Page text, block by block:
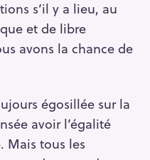
s’il y a lieu, au
et de libre
avons la chance de
égosillée sur la
avoir l’égalité
Mais tous les